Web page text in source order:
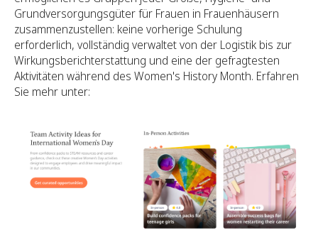
Grundversorgungsgüter für Frauen in Frauenhäusern
zusammenzustellen: keine vorherige Schulung
erforderlich, vollständig verwaltet von der Logistik bis zur
Wirkungsberichterstattung und eine der gefragtesten
Aktivitäten während des Women's History Month. Erfahren
Sie mehr unter: